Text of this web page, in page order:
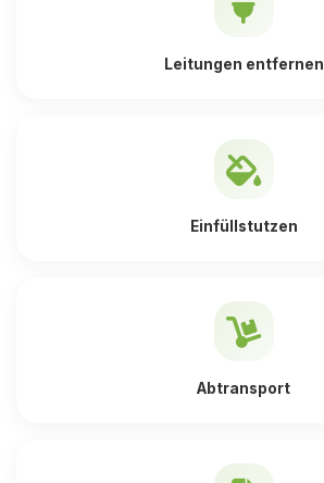
Leitungen entfernen
Einfüllstutzen
Abtransport